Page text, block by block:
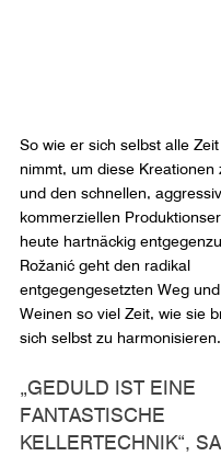
So wie er sich selbst alle
nimmt, um diese Kreationen
und den schnellen,
kommerziellen
heute hartnäckig
Rožanić geht den radikal
entgegengesetzten Weg
Weinen so viel Zeit, wie sie
sich selbst zu harmonisieren.
„GEDULD IST EINE
FANTASTISCHE
KELLERTECHNIK“,